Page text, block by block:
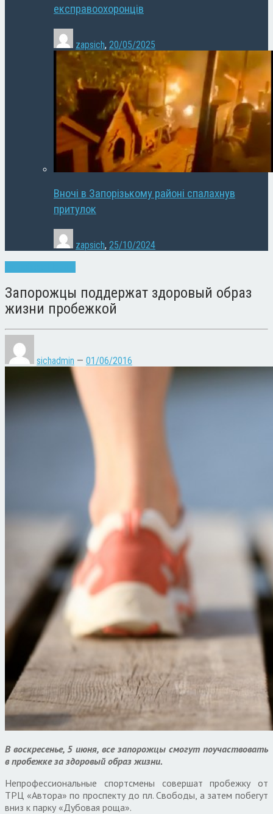
експравоохоронців
zapsich, 20/05/2025
Вночі в Запорізькому районі спалахнув
притулок
zapsich, 25/10/2024
Запорожцы поддержат здоровый образ
жизни пробежкой
sichadmin — 01/06/2016
В воскресенье, 5 июня, все запорожцы смогут поучаствовать
в пробежке за здоровый образ жизни.
Непрофессиональные спортсмены совершат пробежку от
ТРЦ «Автора» по проспекту до пл. Свободы, а затем побегут
вниз к парку «Дубовая роща».